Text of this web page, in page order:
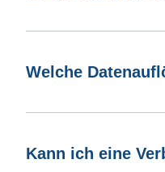
Welche
Kann ich eine